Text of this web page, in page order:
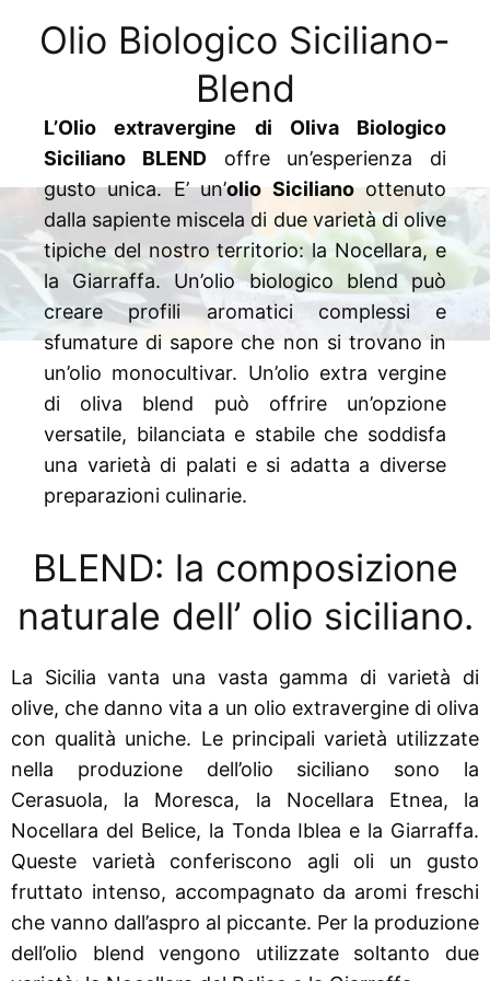
Olio Biologico Siciliano-
Blend
L’Olio extravergine di Oliva Biologico
Siciliano BLENDoffre un’esperienza di
gusto unica. E’ un’olio Sicilianoottenuto
dalla sapiente miscela di due varietà di olive
tipiche del nostro territorio: la Nocellara, e
la Giarraffa. Un’olio biologico blend può
creare profili aromatici complessi e
sfumature di sapore che non si trovano in
un’olio monocultivar. Un’olio extra vergine
di oliva blend può offrire un’opzione
versatile, bilanciata e stabile che soddisfa
una varietà di palati e si adatta a diverse
preparazioni culinarie.
BLEND: la composizione
naturale dell’ olio siciliano.
La Sicilia vanta una vasta gamma di varietà di
olive, che danno vita a un olio extravergine di oliva
con qualità uniche. Le principali varietà utilizzate
nella produzione dell’olio siciliano sono la
Cerasuola, la Moresca, la Nocellara Etnea, la
Nocellara del Belice, la Tonda Iblea e la Giarraffa.
Queste varietà conferiscono agli oli un gusto
fruttato intenso, accompagnato da aromi freschi
che vanno dall’aspro al piccante. Per la produzione
dell’olio blend vengono utilizzate soltanto due